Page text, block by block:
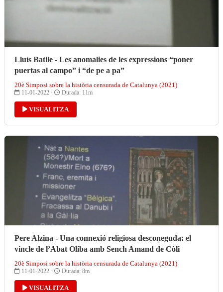
Lluís Batlle - Les anomalies de les expressions “poner
puertas al campo” i “de pe a pa”
20è Simposi sobre la història censurada de Catalunya (2021)
11-01-2022 · Durada: 11m
VISUALITZA
Pere Alzina - Una connexió religiosa desconeguda: el
vincle de l’Abat Oliba amb Sench Amand de Còli
20è Simposi sobre la història censurada de Catalunya (2021)
11-01-2022 · Durada: 8m
VISUALITZA